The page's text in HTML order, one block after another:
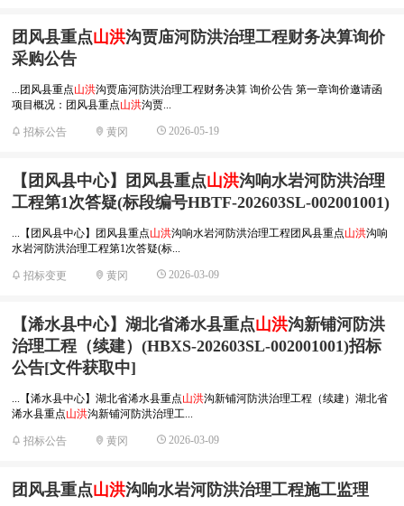
团风县重点山洪沟贾庙河防洪治理工程财务决算询价
采购公告
...团风县重点山洪沟贾庙河防洪治理工程财务决算 询价公告 第一章询价邀请函
项目概况：团风县重点山洪沟贾...
招标公告 黄冈 2026-05-19
【团风县中心】团风县重点山洪沟响水岩河防洪治理
工程第1次答疑(标段编号HBTF-202603SL-002001001)
...【团风县中心】团风县重点山洪沟响水岩河防洪治理工程团风县重点山洪沟响
水岩河防洪治理工程第1次答疑(标...
招标变更 黄冈 2026-03-09
【浠水县中心】湖北省浠水县重点山洪沟新铺河防洪
治理工程（续建）(HBXS-202603SL-002001001)招标
公告[文件获取中]
...【浠水县中心】湖北省浠水县重点山洪沟新铺河防洪治理工程（续建）湖北省
浠水县重点山洪沟新铺河防洪治理工...
招标公告 黄冈 2026-03-09
团风县重点山洪沟响水岩河防洪治理工程施工监理